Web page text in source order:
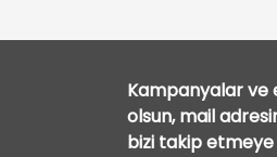
Kampanyalar ve
olsun, mail
bizi takip etmeye